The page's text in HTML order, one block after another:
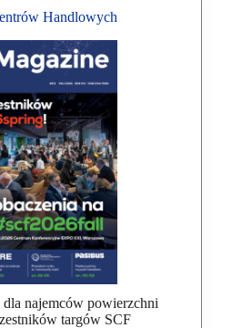
Handlowych
dla najemców powierzchni
targów SCF